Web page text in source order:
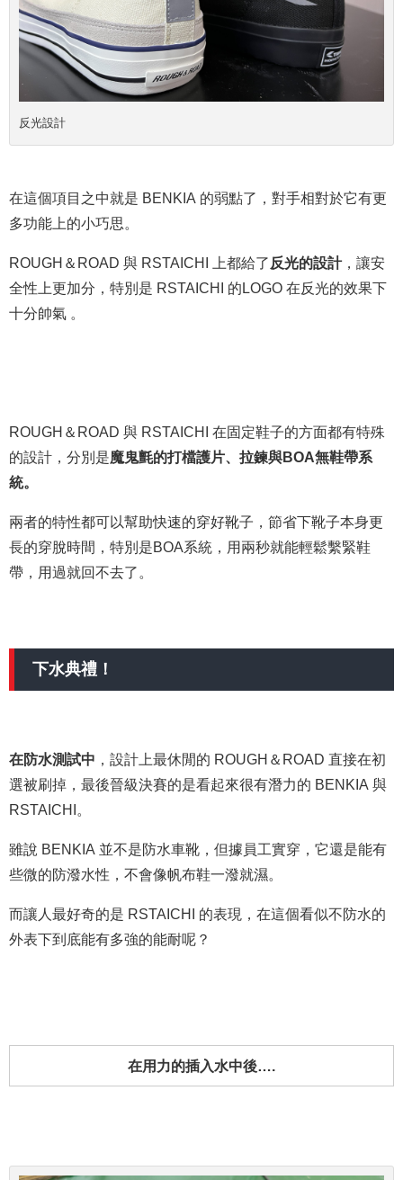
反光設計
在這個項目之中就是 BENKIA 的弱點了，對手相對於它有更
多功能上的小巧思。
ROUGH＆ROAD 與 RSTAICHI 上都給了 反光的設計，讓安
全性上更加分，特別是 RSTAICHI 的LOGO 在反光的效果下
十分帥氣 。
ROUGH＆ROAD 與 RSTAICHI 在固定鞋子的方面都有特殊
的設計，分別是 魔鬼氈的打檔護片、拉鍊與BOA無鞋帶系
統。
兩者的特性都可以幫助快速的穿好靴子，節省下靴子本身更
長的穿脫時間，特別是BOA系統，用兩秒就能輕鬆繫緊鞋
帶，用過就回不去了。
下水典禮！
在防水測試中 ，設計上最休閒的 ROUGH＆ROAD 直接在初
選被刷掉，最後晉級決賽的是看起來很有潛力的 BENKIA 與
RSTAICHI。
雖說 BENKIA 並不是防水車靴，但據員工實穿，它還是能有
些微的防潑水性，不會像帆布鞋一潑就濕。
而讓人最好奇的是 RSTAICHI 的表現，在這個看似不防水的
外表下到底能有多強的能耐呢？
在用力的插入水中後….